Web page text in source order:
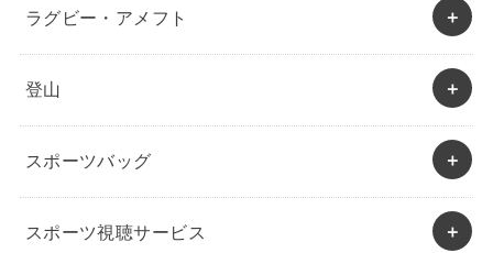
ラグビー・アメフト
登山
スポーツバッグ
スポーツ視聴サービス